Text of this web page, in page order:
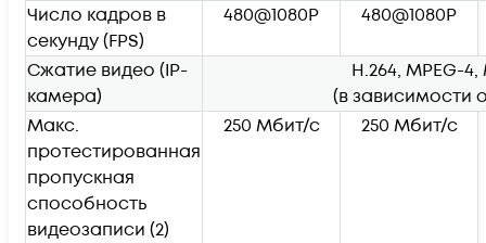
Число кадров в
секунду (FPS)
480@1080P 480@1080P
Сжатие видео (IP-
камера)
H.264, MPEG-
(в зависимости
Макс.
протестированная
пропускная
способность
видеозаписи (2)
250 Мбит/с 250 Мбит/с